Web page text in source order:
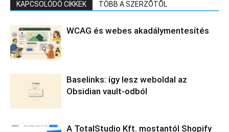
KAPCSOLÓDÓ CIKKEK TÖBB A SZERZŐTŐL
WCAG és webes akadálymentesítés
Baselinks: így lesz weboldal az
Obsidian vault-odból
A TotalStudio Kft. mostantól Shopify